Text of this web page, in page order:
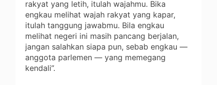
rakyat yang letih, itulah wajahmu. Bika
engkau melihat wajah rakyat yang kapar,
itulah tanggung jawabmu. Bila engkau
melihat negeri ini masih pancang berjalan,
jangan salahkan siapa pun, sebab engkau —
anggota parlemen — yang memegang
kendali”.